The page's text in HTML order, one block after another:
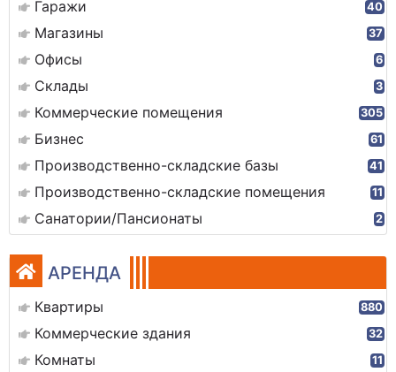
Гаражи 40
Магазины 37
Офисы 6
Склады 3
Коммерческие помещения 305
Бизнес 61
Производственно-складские базы 41
Производственно-складские помещения 11
Санатории/Пансионаты 2
АРЕНДА
Квартиры 880
Коммерческие здания 32
Комнаты 11